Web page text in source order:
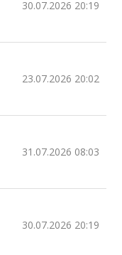
30.07.2026 20:19
23.07.2026 20:02
31.07.2026 08:03
30.07.2026 20:19